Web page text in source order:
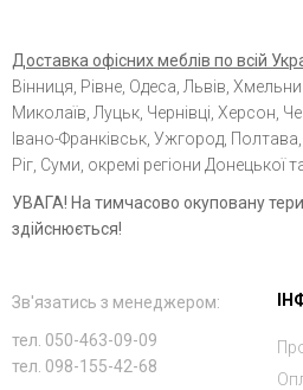
Доставка офісних меблів по всій
Вінниця, Рівне, Одеса, Львів,
Миколаїв, Луцьк, Чернівці, Херсон,
Івано-Франківськ, Ужгород,
Ріг, Суми, окремі регіони Донецької
УВАГА! На тимчасово окуповану
здійснюється!
Зв'язатись з менеджером:
тел. 050-463-09-09
тел. 098-155-42-68